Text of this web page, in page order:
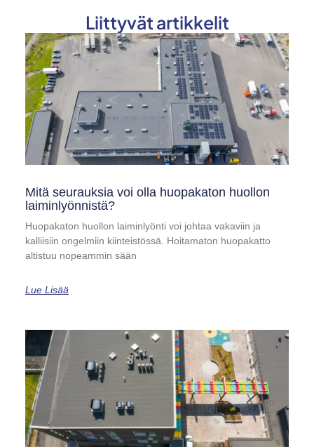
Liittyvät artikkelit
Mitä seurauksia voi olla huopakaton huollon
laiminlyönnistä?
Huopakaton huollon laiminlyönti voi johtaa vakaviin ja
kalliisiin ongelmiin kiinteistössä. Hoitamaton huopakatto
altistuu nopeammin sään
Lue Lisää